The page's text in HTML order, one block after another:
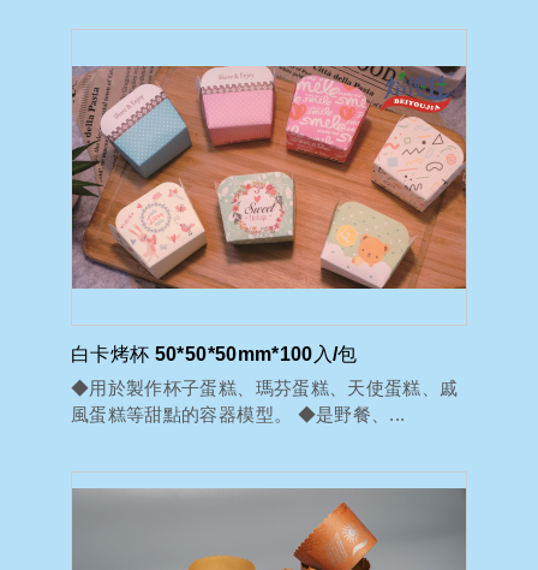
白卡烤杯 50*50*50mm*100入/包
◆用於製作杯子蛋糕、瑪芬蛋糕、天使蛋糕、戚
風蛋糕等甜點的容器模型。 ◆是野餐、...